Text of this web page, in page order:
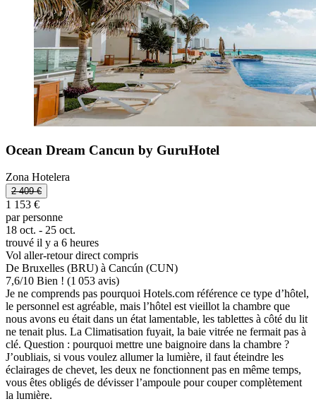
Ocean Dream Cancun by GuruHotel
Zona Hotelera
2 409 €
1 153 €
par personne
18 oct. - 25 oct.
trouvé il y a 6 heures
Vol aller-retour direct compris
De Bruxelles (BRU) à Cancún (CUN)
7,6/10 Bien ! (1 053 avis)
Je ne comprends pas pourquoi Hotels.com référence ce type d’hôtel,
le personnel est agréable, mais l’hôtel est vieillot la chambre que
nous avons eu était dans un état lamentable, les tablettes à côté du lit
ne tenait plus. La Climatisation fuyait, la baie vitrée ne fermait pas à
clé. Question : pourquoi mettre une baignoire dans la chambre ?
J’oubliais, si vous voulez allumer la lumière, il faut éteindre les
éclairages de chevet, les deux ne fonctionnent pas en même temps,
vous êtes obligés de dévisser l’ampoule pour couper complètement
la lumière.